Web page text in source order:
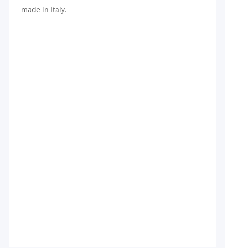
made in Italy.